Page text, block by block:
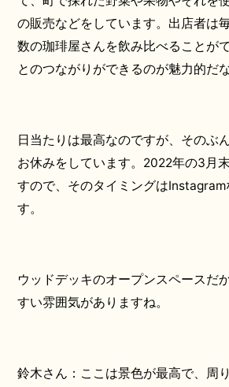
の販売などをしています。出店者は
数の珈琲屋さんを飲み比べることが
とのつながりができるのが魅力的だ
日当たりは最高なのですが、そのぶ
お休みをしています。2022年の3月
すので、そのタイミングはInstagram
す。
ウッドデッキのオープンスペースだ
すい雰囲気がありますね。
鈴木さん：ここは景色が最高で、周